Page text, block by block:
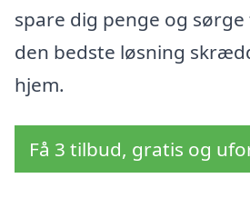
spare dig penge og
den bedste løsning
hjem.
Få 3 tilbud, gratis og